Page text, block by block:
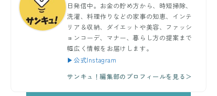
日発信中。お金の貯め方から、時短掃除、
洗濯、料理作りなどの家事の知恵、インテ
リア＆収納、ダイエットや美容、ファッシ
ョンコーデ、マナー、暮らし方の提案まで
幅広く情報をお届けします。
▶公式Instagram
サンキュ！編集部のプロフィールを見る＞